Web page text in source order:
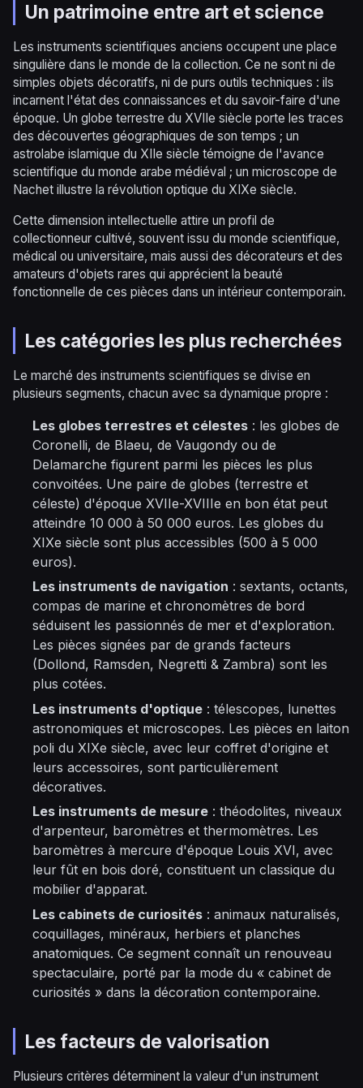
Un patrimoine entre art et science
Les instruments scientifiques anciens occupent une place
singulière dans le monde de la collection. Ce ne sont ni de
simples objets décoratifs, ni de purs outils techniques : ils
incarnent l'état des connaissances et du savoir-faire d'une
époque. Un globe terrestre du XVIIe siècle porte les traces
des découvertes géographiques de son temps ; un
astrolabe islamique du XIIe siècle témoigne de l'avance
scientifique du monde arabe médiéval ; un microscope de
Nachet illustre la révolution optique du XIXe siècle.
Cette dimension intellectuelle attire un profil de
collectionneur cultivé, souvent issu du monde scientifique,
médical ou universitaire, mais aussi des décorateurs et des
amateurs d'objets rares qui apprécient la beauté
fonctionnelle de ces pièces dans un intérieur contemporain.
Les catégories les plus recherchées
Le marché des instruments scientifiques se divise en
plusieurs segments, chacun avec sa dynamique propre :
Les globes terrestres et célestes : les globes de
Coronelli, de Blaeu, de Vaugondy ou de
Delamarche figurent parmi les pièces les plus
convoitées. Une paire de globes (terrestre et
céleste) d'époque XVIIe-XVIIIe en bon état peut
atteindre 10 000 à 50 000 euros. Les globes du
XIXe siècle sont plus accessibles (500 à 5 000
euros).
Les instruments de navigation : sextants, octants,
compas de marine et chronomètres de bord
séduisent les passionnés de mer et d'exploration.
Les pièces signées par de grands facteurs
(Dollond, Ramsden, Negretti & Zambra) sont les
plus cotées.
Les instruments d'optique : télescopes, lunettes
astronomiques et microscopes. Les pièces en laiton
poli du XIXe siècle, avec leur coffret d'origine et
leurs accessoires, sont particulièrement
décoratives.
Les instruments de mesure : théodolites, niveaux
d'arpenteur, baromètres et thermomètres. Les
baromètres à mercure d'époque Louis XVI, avec
leur fût en bois doré, constituent un classique du
mobilier d'apparat.
Les cabinets de curiosités : animaux naturalisés,
coquillages, minéraux, herbiers et planches
anatomiques. Ce segment connaît un renouveau
spectaculaire, porté par la mode du « cabinet de
curiosités » dans la décoration contemporaine.
Les facteurs de valorisation
Plusieurs critères déterminent la valeur d'un instrument